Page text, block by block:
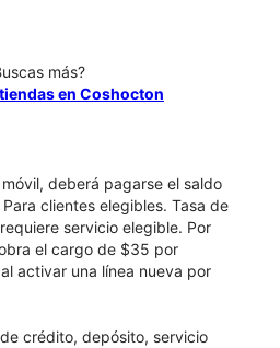
más?
en Coshocton
deberá pagarse el saldo
clientes elegibles. Tasa de
servicio elegible. Por
el cargo de $35 por
activar una línea nueva por
crédito, depósito, servicio